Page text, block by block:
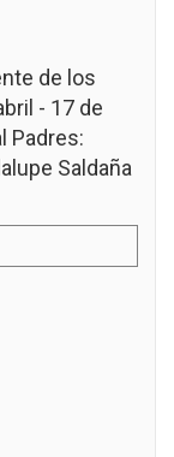
de los
- 17 de
Padres:
Saldaña